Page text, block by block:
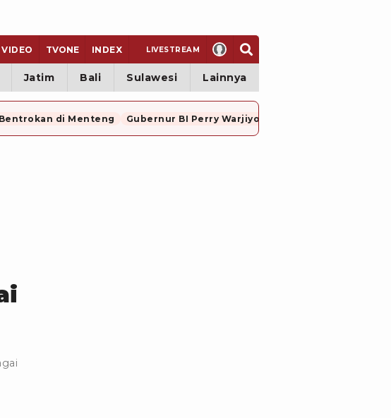
VIDEO TVONE INDEX LIVESTREAM
Jatim Bali Sulawesi Lainnya
Bentrokan di Menteng Gubernur BI Perry Warjiyo Mundur